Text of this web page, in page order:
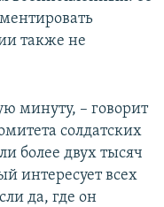
также не
минуту, – говорит
солдатских
более двух тысяч
интересует всех
да, где он